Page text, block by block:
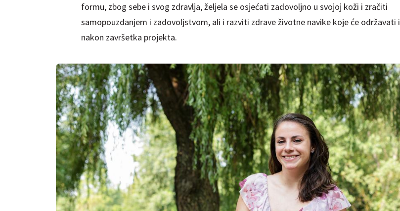
formu, zbog sebe i svog zdravlja, željela se osjećati zadovoljno u svojoj koži i zračiti
samopouzdanjem i zadovoljstvom, ali i razviti zdrave životne navike koje će održavati i
nakon završetka projekta.